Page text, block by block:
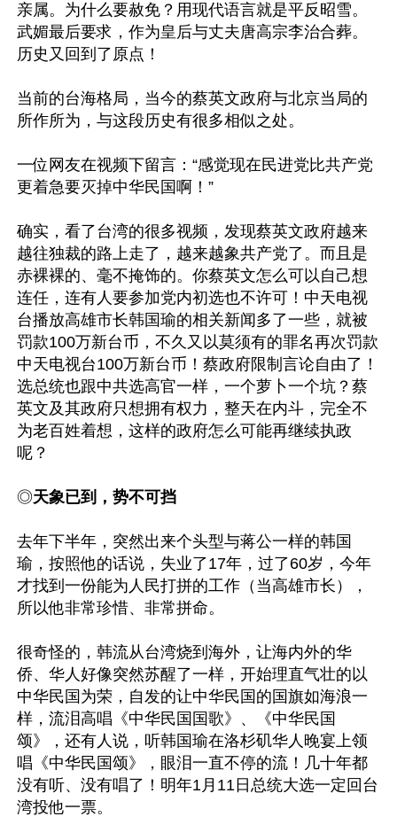
亲属。为什么要赦免？用现代语言就是平反昭雪。
武媚最后要求，作为皇后与丈夫唐高宗李治合葬。
历史又回到了原点！
当前的台海格局，当今的蔡英文政府与北京当局的
所作所为，与这段历史有很多相似之处。
一位网友在视频下留言：“感觉现在民进党比共产党
更着急要灭掉中华民国啊！”
确实，看了台湾的很多视频，发现蔡英文政府越来
越往独裁的路上走了，越来越象共产党了。而且是
赤裸裸的、毫不掩饰的。你蔡英文怎么可以自己想
连任，连有人要参加党内初选也不许可！中天电视
台播放高雄市长韩国瑜的相关新闻多了一些，就被
罚款100万新台币，不久又以莫须有的罪名再次罚款
中天电视台100万新台币！蔡政府限制言论自由了！
选总统也跟中共选高官一样，一个萝卜一个坑？蔡
英文及其政府只想拥有权力，整天在内斗，完全不
为老百姓着想，这样的政府怎么可能再继续执政
呢？
◎天象已到，势不可挡
去年下半年，突然出来个头型与蒋公一样的韩国
瑜，按照他的话说，失业了17年，过了60岁，今年
才找到一份能为人民打拼的工作（当高雄市长），
所以他非常珍惜、非常拼命。
很奇怪的，韩流从台湾烧到海外，让海内外的华
侨、华人好像突然苏醒了一样，开始理直气壮的以
中华民国为荣，自发的让中华民国的国旗如海浪一
样，流泪高唱《中华民国国歌》、《中华民国
颂》，还有人说，听韩国瑜在洛杉矶华人晚宴上领
唱《中华民国颂》，眼泪一直不停的流！几十年都
没有听、没有唱了！明年1月11日总统大选一定回台
湾投他一票。